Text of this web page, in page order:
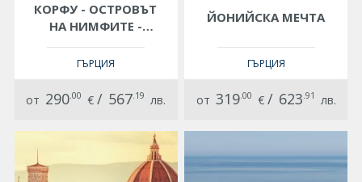
КОРФУ - ОСТРОВЪТ
НА НИМФИТЕ -
ХОТЕЛ POTAMAKI
BEACH 3*
ГЪРЦИЯ
от 290.00 €/ 567.19 лв.
ЙОНИЙСКА МЕЧТА
ГЪРЦИЯ
от 319.00 € / 623.91 лв.